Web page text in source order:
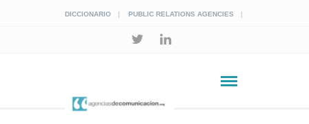
DICCIONARIO PUBLIC RELATIONS AGENCIES